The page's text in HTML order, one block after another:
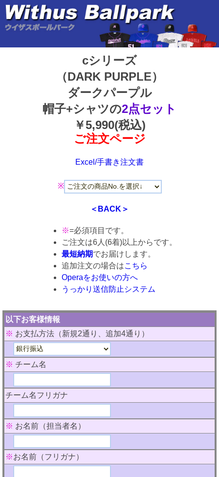
cシリーズ
（DARK PURPLE）
ダークパープル
帽子+シャツの2点セット
￥5,990(税込)
ご注文ページ
Excel/手書き注文書
※
＜BACK＞
※=必須項目です。
ご注文は6人(6着)以上からです。
最短納期でお届けします。
追加注文の場合はこちら
Operaをお使いの方へ
うっかり送信防止システム
以下お客様情報
※ お支払方法（新規2通り、追加4通り）
※ チーム名
チーム名フリガナ
※ お名前（担当者名）
※お名前（フリガナ）